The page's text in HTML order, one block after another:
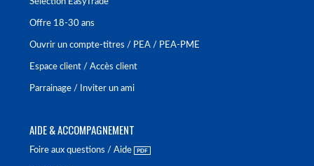
Offre 18-30 ans
Ouvrir un compte-titres / PEA / PEA-PME
Espace client / Accès client
Parrainage / Inviter un ami
AIDE & ACCOMPAGNEMENT
Foire aux questions / Aide